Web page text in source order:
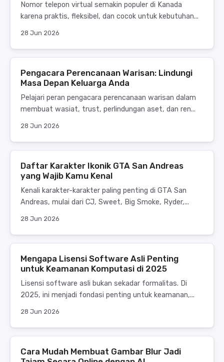
Nomor telepon virtual semakin populer di Kanada
karena praktis, fleksibel, dan cocok untuk kebutuhan...
28 Jun 2026
Pengacara Perencanaan Warisan: Lindungi
Masa Depan Keluarga Anda
Pelajari peran pengacara perencanaan warisan dalam
membuat wasiat, trust, perlindungan aset, dan ren...
28 Jun 2026
Daftar Karakter Ikonik GTA San Andreas
yang Wajib Kamu Kenal
Kenali karakter-karakter paling penting di GTA San
Andreas, mulai dari CJ, Sweet, Big Smoke, Ryder,...
28 Jun 2026
Mengapa Lisensi Software Asli Penting
untuk Keamanan Komputasi di 2025
Lisensi software asli bukan sekadar formalitas. Di
2025, ini menjadi fondasi penting untuk keamanan,...
28 Jun 2026
Cara Mudah Membuat Gambar Blur Jadi